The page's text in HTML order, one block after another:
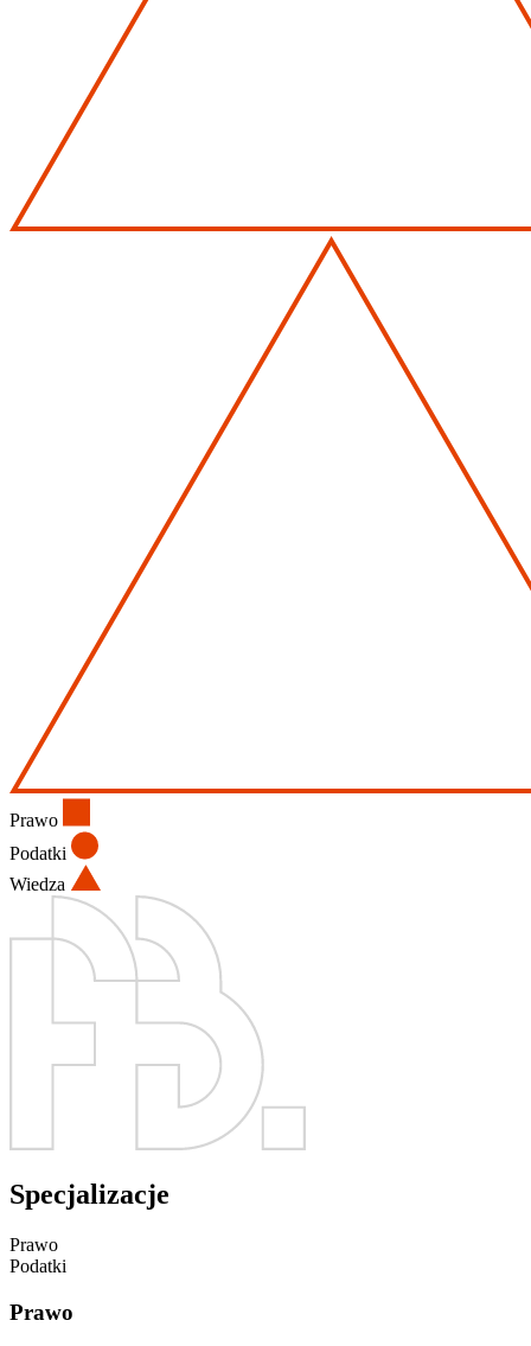
Prawo
Podatki
Wiedza
Specjalizacje
Prawo
Podatki
Prawo